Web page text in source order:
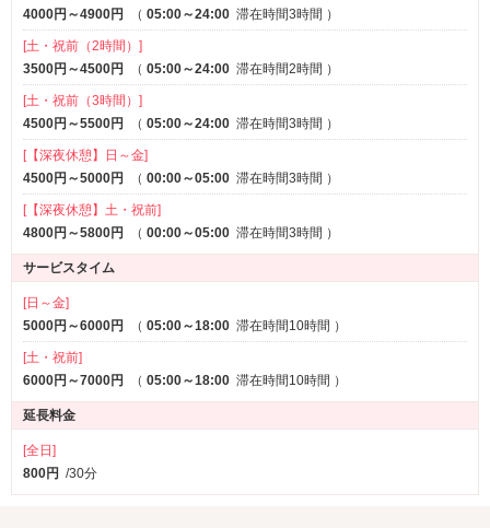
4000円～4900円
（ 05:00～24:00 滞在時間3時間 ）
[土・祝前（2時間）]
3500円～4500円
（ 05:00～24:00 滞在時間2時間 ）
[土・祝前（3時間）]
4500円～5500円
（ 05:00～24:00 滞在時間3時間 ）
[【深夜休憩】日～金]
4500円～5000円
（ 00:00～05:00 滞在時間3時間 ）
[【深夜休憩】土・祝前]
4800円～5800円
（ 00:00～05:00 滞在時間3時間 ）
サービスタイム
[日～金]
5000円～6000円
（ 05:00～18:00 滞在時間10時間 ）
[土・祝前]
6000円～7000円
（ 05:00～18:00 滞在時間10時間 ）
延長料金
[全日]
800円 /30分